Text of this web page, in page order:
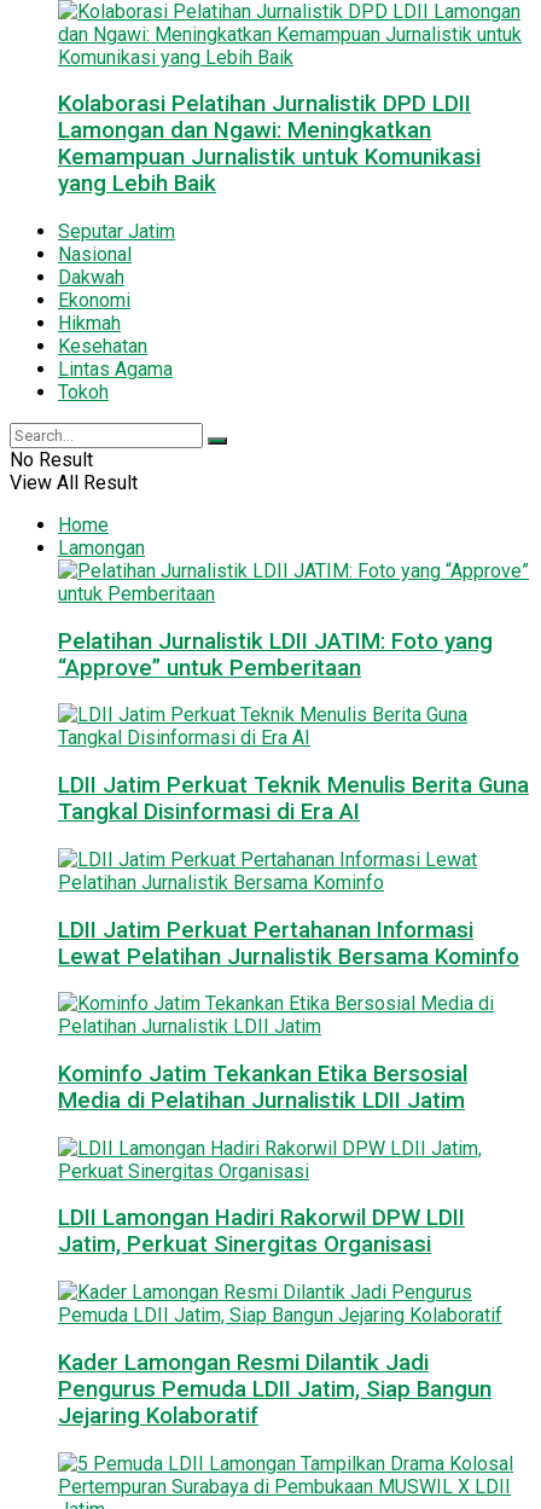
Kolaborasi Pelatihan Jurnalistik DPD LDII
Lamongan dan Ngawi: Meningkatkan
Kemampuan Jurnalistik untuk Komunikasi
yang Lebih Baik
Seputar Jatim
Nasional
Dakwah
Ekonomi
Hikmah
Kesehatan
Lintas Agama
Tokoh
No Result
View All Result
Home
Lamongan
Pelatihan Jurnalistik LDII JATIM: Foto yang
“Approve” untuk Pemberitaan
LDII Jatim Perkuat Teknik Menulis Berita Guna
Tangkal Disinformasi di Era AI
LDII Jatim Perkuat Pertahanan Informasi
Lewat Pelatihan Jurnalistik Bersama Kominfo
Kominfo Jatim Tekankan Etika Bersosial
Media di Pelatihan Jurnalistik LDII Jatim
LDII Lamongan Hadiri Rakorwil DPW LDII
Jatim, Perkuat Sinergitas Organisasi
Kader Lamongan Resmi Dilantik Jadi
Pengurus Pemuda LDII Jatim, Siap Bangun
Jejaring Kolaboratif